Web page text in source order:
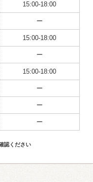
15:00-18:00
ー
15:00-18:00
ー
15:00-18:00
ー
ー
ー
認ください